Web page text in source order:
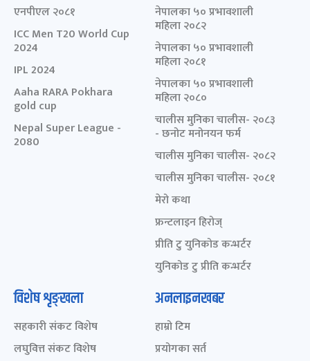
एनपीएल २०८१
ICC Men T20 World Cup
2024
IPL 2024
Aaha RARA Pokhara
gold cup
Nepal Super League -
2080
नेपालका ५० प्रभावशाली
महिला २०८२
नेपालका ५० प्रभावशाली
महिला २०८१
नेपालका ५० प्रभावशाली
महिला २०८०
चालीस मुनिका चालीस- २०८३
- छनोट मनोनयन फर्म
चालीस मुनिका चालीस- २०८२
चालीस मुनिका चालीस- २०८१
मेरो कथा
फ्रन्टलाइन हिरोज्
प्रीति टु युनिकोड कन्भर्टर
युनिकोड टु प्रीति कन्भर्टर
विशेष शृङ्खला
सहकारी संकट विशेष
लघुवित्त संकट विशेष
अनलाइनखबर
हाम्रो टिम
प्रयोगका सर्त